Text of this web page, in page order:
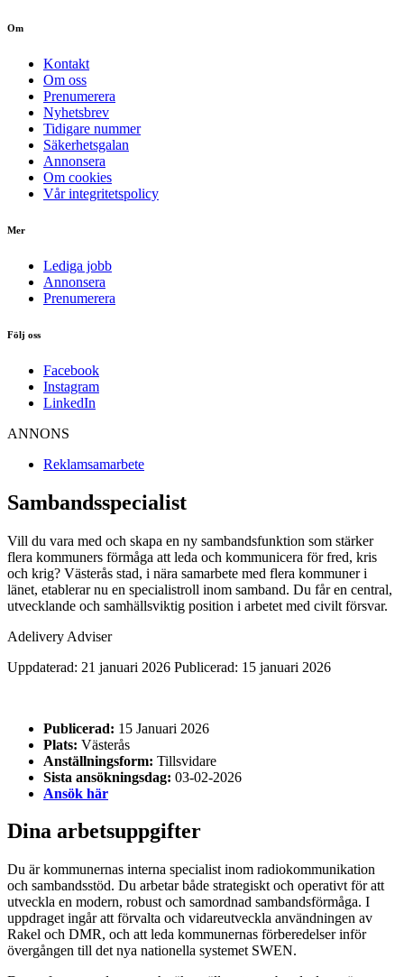
Om
Kontakt
Om oss
Prenumerera
Nyhetsbrev
Tidigare nummer
Säkerhetsgalan
Annonsera
Om cookies
Vår integritetspolicy
Mer
Lediga jobb
Annonsera
Prenumerera
Följ oss
Facebook
Instagram
LinkedIn
ANNONS
Reklamsamarbete
Sambandsspecialist
Vill du vara med och skapa en ny sambandsfunktion som stärker
flera kommuners förmåga att leda och kommunicera för fred, kris
och krig? Västerås stad, i nära samarbete med flera kommuner i
länet, etablerar nu en specialistroll inom samband. Du får en central,
utvecklande och samhällsviktig position i arbetet med civilt försvar.
Adelivery Adviser
Uppdaterad: 21 januari 2026 Publicerad: 15 januari 2026
Publicerad: 15 Januari 2026
Plats: Västerås
Anställningsform: Tillsvidare
Sista ansökningsdag: 03-02-2026
Ansök här
Dina arbetsuppgifter
Du är kommunernas interna specialist inom radiokommunikation
och sambandsstöd. Du arbetar både strategiskt och operativt för att
utveckla en modern, robust och samordnad sambandsförmåga. I
uppdraget ingår att förvalta och vidareutveckla användningen av
Rakel och DMR, och att leda kommunernas förberedelser inför
övergången till det nya nationella systemet SWEN.